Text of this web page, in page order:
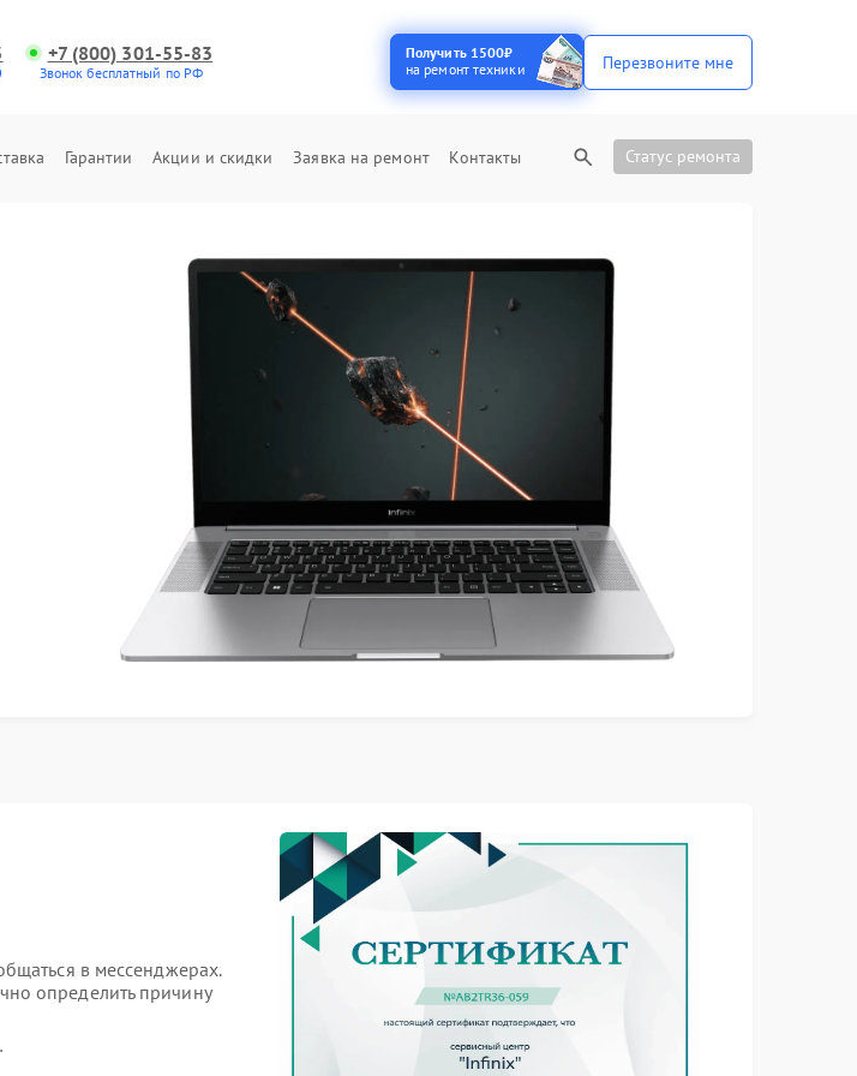
+7 (800) 301-55-83
Звонок бесплатный по РФ
Получить 1500₽
на ремонт техники
Перезвоните мне
Гарантии Акции и скидки Заявка на ремонт Контакты Статус ремонта
в мессенджерах.
определить причину